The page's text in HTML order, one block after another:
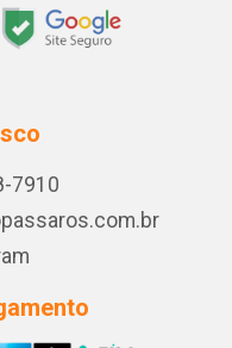
7910